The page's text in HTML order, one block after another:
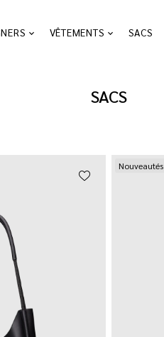
VÊTEMENTS SACS
SACS
Nouveautés